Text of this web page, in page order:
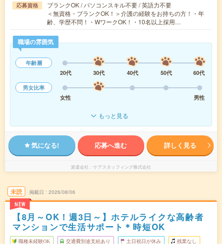
応募資格
ブランクOK / パソコンスキル不要 / 英語力不要
＜無資格・ブランクOK！＞介護の経験をお持ちの方！・年
齢、学歴不問！・WワークOK！・10名以上採用…
職場の雰囲気
年齢層
20代
30代 40代 50代
60代
男女比率
女性
男性
もっと見る
気になる! 応募へ進む 詳しく見る
派遣会社 ケアスタッフィング株式会社
未読
NEW
掲載日 2026/08/06
【8月～OK！週3日～】ホテルライクな高齢者
マンションで生活サポート＊時短OK
職種未経験OK 交通費別途支給あり 土日祝日が休み 残業なし